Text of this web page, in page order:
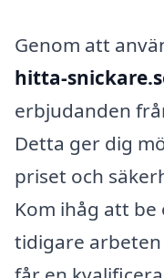
Genom att
hitta-
erbjudanden
Detta ger dig
priset och
Kom ihåg att
tidigare